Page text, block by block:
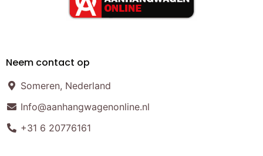
Neem contact op
Someren, Nederland
Info@aanhangwagenonline.nl
+31 6 20776161